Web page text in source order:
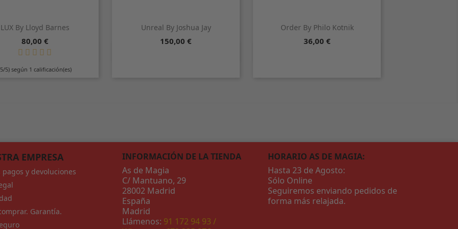
LUX By Lloyd Barnes
Precio
80,00 €
5) según 1 calificación(es)
Vista rápida
Unreal By Joshua Jay
Precio
150,00 €
Order By Philo Kotnik
Precio
36,00 €
EMPRESA
pagos y devoluciones
Garantía.
INFORMACIÓN DE LA TIENDA
As de Magia
C/ Mantuano, 29
28002 Madrid
España
Madrid
Llámenos: 91 172 94 93 /
HORARIO AS DE MAGIA:
Hasta 23 de Agosto:
Sólo Online
Seguiremos enviando pedidos de
forma más relajada.